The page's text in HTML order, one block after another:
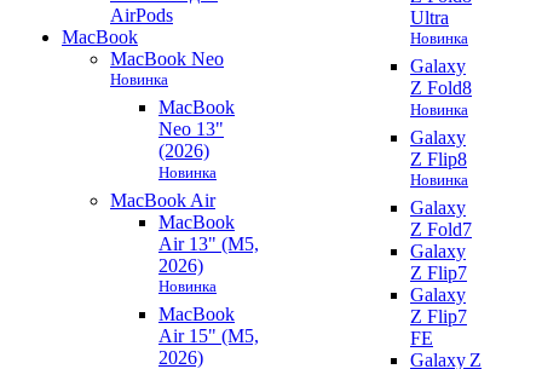
AirPods
MacBook
MacBook Neo
Новинка
MacBook
Neo 13"
(2026)
Новинка
MacBook Air
MacBook
Air 13" (M5,
2026)
Новинка
MacBook
Air 15" (M5,
2026)
Ultra
Новинка
Galaxy
Z Fold8
Новинка
Galaxy
Z Flip8
Новинка
Galaxy
Z Fold7
Galaxy
Z Flip7
Galaxy
Z Flip7
FE
Galaxy Z